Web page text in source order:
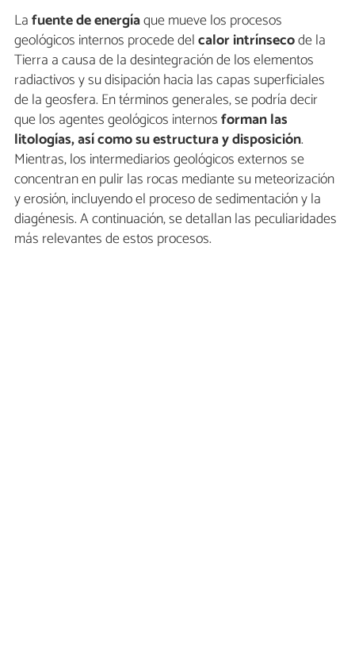
Lafuente de energíaque mueve los procesos
geológicos internos procede delcalor intrínsecode la
Tierra a causa de la desintegración de los elementos
radiactivos y su disipación hacia las capas superficiales
de la geosfera. En términos generales, se podría decir
que los agentes geológicos internosforman las
litologías, así como su estructura y disposición.
Mientras, los intermediarios geológicos externos se
concentran en pulir las rocas mediante su meteorización
y erosión, incluyendo el proceso de sedimentación y la
diagénesis. A continuación, se detallan las peculiaridades
más relevantes de estos procesos.